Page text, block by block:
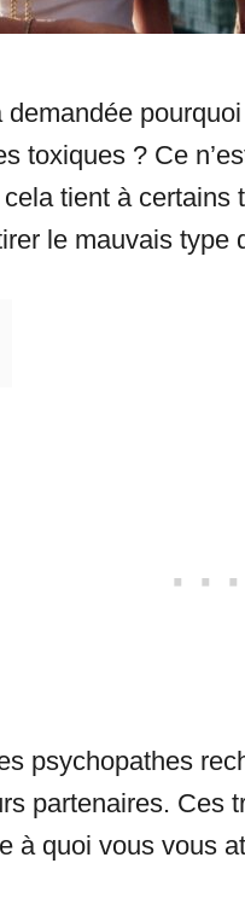
toxiques ? Ce
tient à certains
le mauvais type
psychopathes
partenaires. Ces
à quoi vous vous